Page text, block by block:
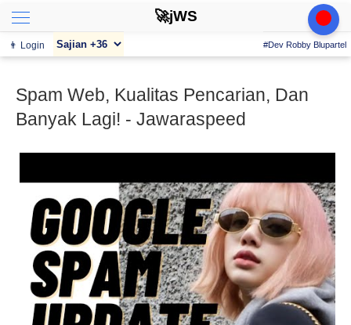
🚀jWS
👨 Login #Dev Robby Blupartel
Spam Web, Kualitas Pencarian, Dan
Banyak Lagi! - Jawaraspeed